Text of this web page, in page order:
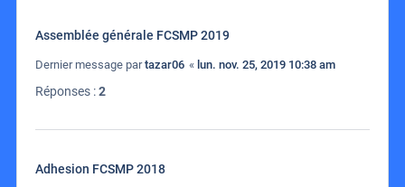
Assemblée générale FCSMP 2019
Dernier message partazar06 « lun. nov. 25, 2019 10:38 am
Réponses :2
Adhesion FCSMP 2018